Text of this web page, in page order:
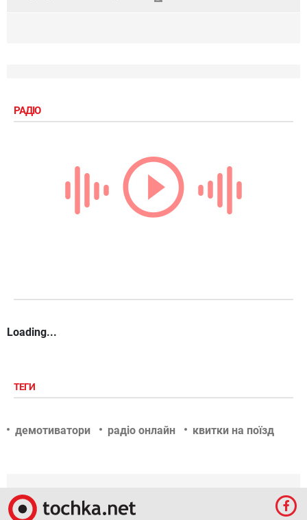
РАДІО
Loading...
ТЕГИ
демотиватори радіо онлайн квитки на поїзд